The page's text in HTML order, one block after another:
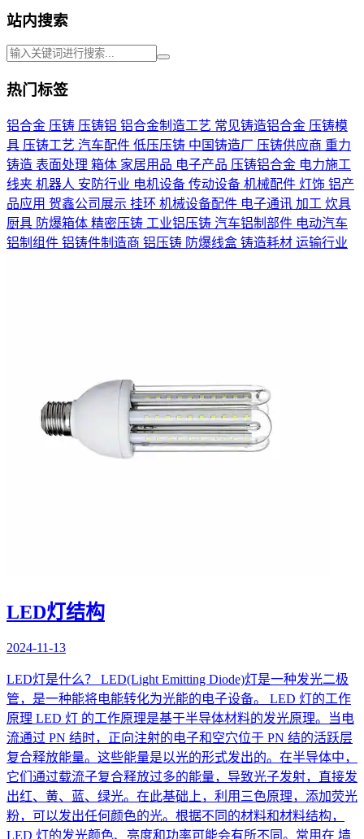
站内搜索
热门标签
铝合金 压铸 压铸铝 铝合金制造工艺 常见铸造铝合金 压铸模
具 压铸工艺 汽车配件 低压压铸 中国铸造厂 压铸供应商 重力
铸造 表面处理 箱体 家居用品 电子产品 压铸铝合金 电力施工
线夹 机器人 安防行业 电机设备 传动设备 机械配件 灯饰 铝产
品应用 贺鑫公司展示 挂环 机械设备配件 电子通讯 加工 炊具
厨具 防爆箱体 精密压铸 工业铝压铸 汽车铝制部件 电动汽车
铝制组件 铝铸件制造商 铝压铸 防爆线盒 铸造耗材 运输行业
LED灯结构
2024-11-13
LED灯是什么？ LED(Light Emitting Diode)灯是一种发光二极
管，是一种能将电能转化为光能的电子设备。 LED 灯的工作
原理 LED 灯 的工作原理是基于半导体材料的发光原理。当电
流通过 PN 结时，正向注射的电子和空穴位于 PN 结的活跃层
复合释放能量。这些能量是以光的形式发出的。在半导体中，
它们通过载流子复合释放过多的能量，导致光子发射，直接发
出红、黄、蓝、绿光。在此基础上，利用三色原理，添加荧光
粉，可以发出任何颜色的光。根据不同的材料和材料结构，
LED 灯的发光颜色、亮度和功率可能会有所不同。常用在 墙